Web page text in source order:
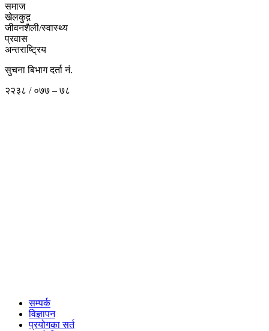
समाज
खेलकुद़़
जीवनशैली/स्वास्थ्य
प्रवास
अन्तराष्ट्रिय
सुचना बिभाग दर्ता नं.
२२३८ / ०७७ – ७८
सम्पर्क
विज्ञापन
प्रयोगका सर्त